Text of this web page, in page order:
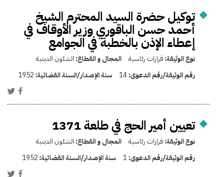
توكيل حضرة السيد المحترم الشيخ
أحمد حسن الباقوري وزير الأوقاف في
إعطاء الإذن بالخطبة في الجوامع
نوع الوثيقة: قرارات رئاسية المجال و القطاع: الشئون الدينية
رقم الوثيقة/رقم الدعوى:14 سنة الإصدار/السنة القضائية: 1952
تعيين أمير الحج في طلعة 1371
نوع الوثيقة: قرارات رئاسية المجال و القطاع: الشئون الدينية
رقم الوثيقة/رقم الدعوى: 1 سنة الإصدار/السنة القضائية: 1952